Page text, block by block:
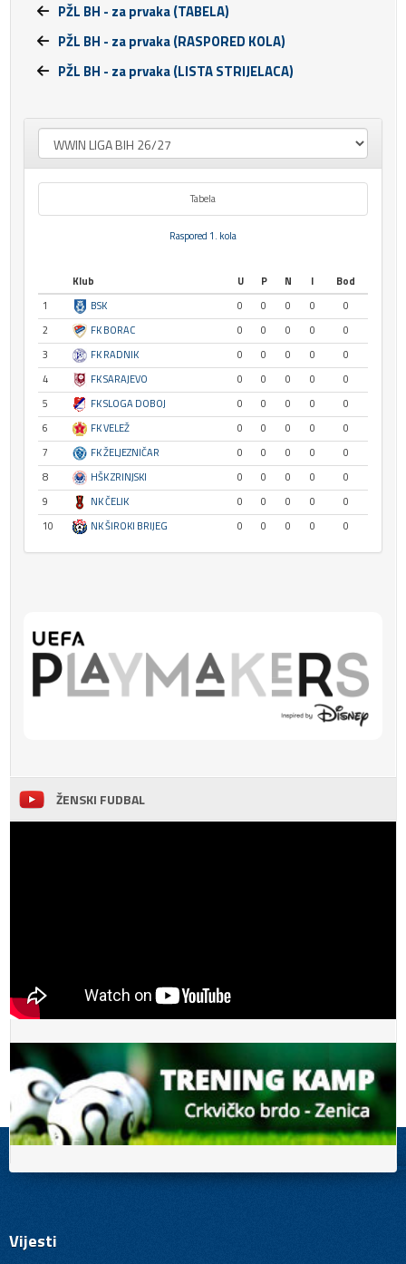
PŽL BH - za prvaka (TABELA)
PŽL BH - za prvaka (RASPORED KOLA)
PŽL BH - za prvaka (LISTA STRIJELACA)
Tabela
Raspored 1. kola
Klub U P N I
Bod
1
BSK 0 0 0 0
0
2
FK BORAC 0 0 0 0
0
3
FK RADNIK 0 0 0 0
0
4
FK SARAJEVO 0 0 0 0
0
5
FK SLOGA DOBOJ 0 0 0 0
0
6
FK VELEŽ 0 0 0 0
0
7
FK ŽELJEZNIČAR 0 0 0 0
0
8
HŠK ZRINJSKI 0 0 0 0
0
9
NK ČELIK 0 0 0 0
0
10
NK ŠIROKI BRIJEG 0 0 0 0 0
ŽENSKI FUDBAL
Vijesti